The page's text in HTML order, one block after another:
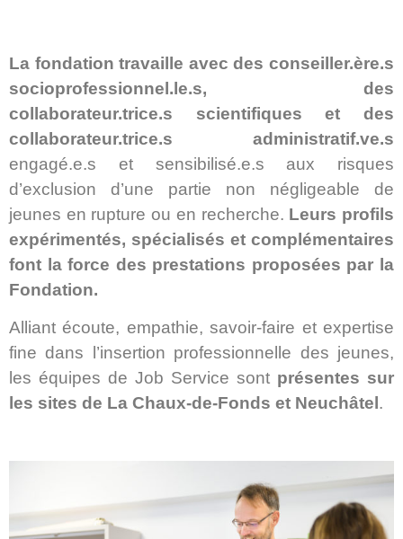
La fondation travaille avec des conseiller.ère.s
socioprofessionnel.le.s, des
collaborateur.trice.s scientifiques et des
collaborateur.trice.s administratif.ve.s
engagé.e.s et sensibilisé.e.s aux risques
d’exclusion d’une partie non négligeable de
jeunes en rupture ou en recherche. Leurs profils
expérimentés, spécialisés et complémentaires
font la force des prestations proposées par la
Fondation.
Alliant écoute, empathie, savoir-faire et expertise
fine dans l’insertion professionnelle des jeunes,
les équipes de Job Service sont présentes sur
les sites de La Chaux-de-Fonds et Neuchâtel .